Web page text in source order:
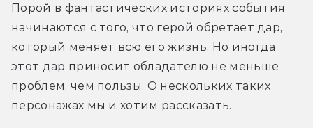
Порой в фантастических историях события
начинаются с того, что герой обретает дар,
который меняет всю его жизнь. Но иногда
этот дар приносит обладателю не меньше
проблем, чем пользы. О нескольких таких
персонажах мы и хотим рассказать.